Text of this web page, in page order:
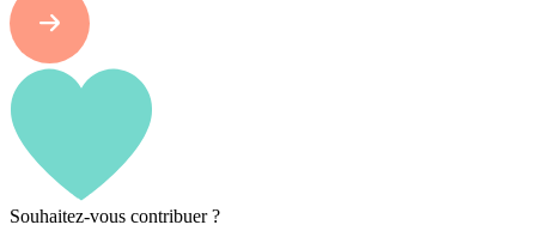
Souhaitez-vous contribuer ?